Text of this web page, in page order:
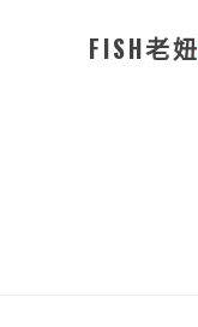
FISH老妞